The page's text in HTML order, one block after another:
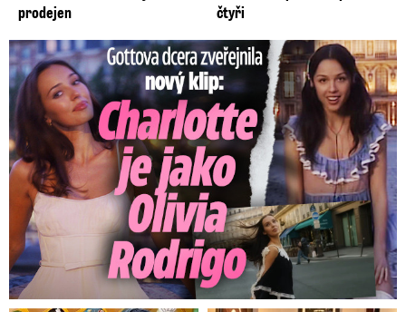
prodejen
čtyři
Gottova dcera zveřejnila nový klip: Je jako Olivie Rodrigo!